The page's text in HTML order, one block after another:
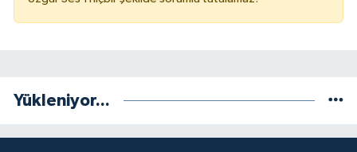
Yükleniyor...